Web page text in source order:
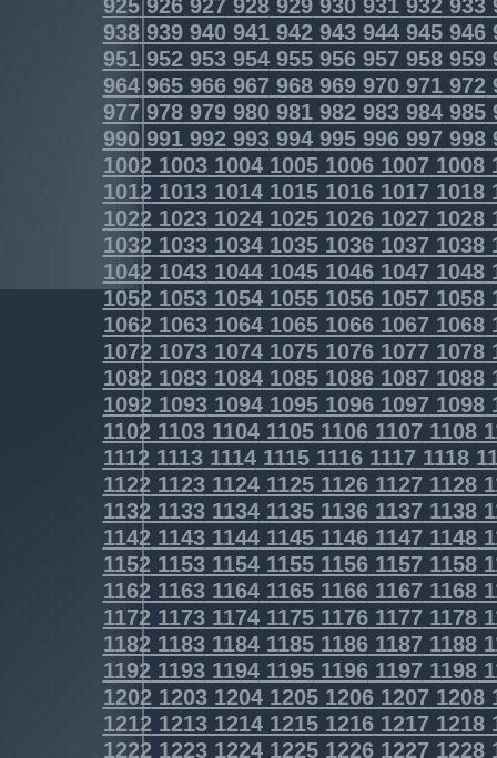
938939940941942943944945946
951952953954955956957958959
964965966967968969970971972
977978979980981982983984985
990991992993994995996997998
1002100310041005100610071008
1012101310141015101610171018
1022102310241025102610271028
1032103310341035103610371038
1042104310441045104610471048
1052105310541055105610571058
1062106310641065106610671068
1072107310741075107610771078
1082108310841085108610871088
1092109310941095109610971098
1102110311041105110611071108
1112111311141115111611171118
1122112311241125112611271128
1132113311341135113611371138
1142114311441145114611471148
1152115311541155115611571158
1162116311641165116611671168
1172117311741175117611771178
1182118311841185118611871188
1192119311941195119611971198
1202120312041205120612071208
1212121312141215121612171218
1222122312241225122612271228